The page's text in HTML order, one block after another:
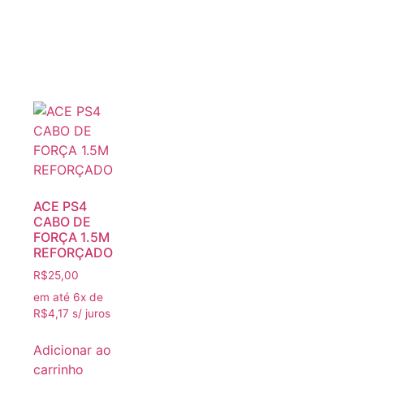
ACE PS4
CABO DE
FORÇA 1.5M
REFORÇADO
R$25,00
em até 6x de
R$4,17 s/ juros
Adicionar ao
carrinho